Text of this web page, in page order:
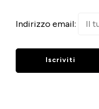
Indirizzo email: